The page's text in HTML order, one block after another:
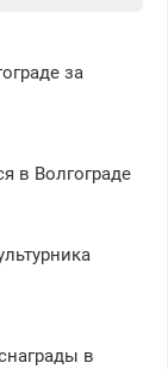
за
в Волгограде
в